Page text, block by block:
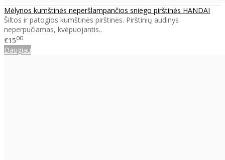
Mėlynos kumštinės neperšlampančios sniego pirštinės HANDAI
Šiltos ir patogios kumštinės pirštinės. Pirštinių audinys
neperpučiamas, kvėpuojantis..
€1500
Daugiau